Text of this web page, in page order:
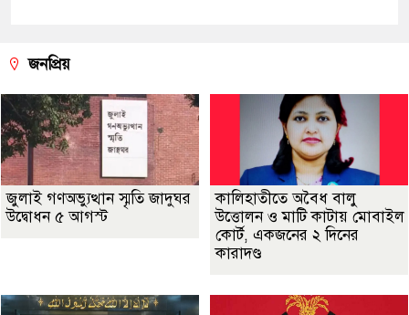
জনপ্রিয়
জুলাই গণঅভ্যুত্থান স্মৃতি জাদুঘর
উদ্বোধন ৫ আগস্ট
কালিহাতীতে অবৈধ বালু
উত্তোলন ও মাটি কাটায় মোবাইল
কোর্ট, একজনের ২ দিনের
কারাদণ্ড